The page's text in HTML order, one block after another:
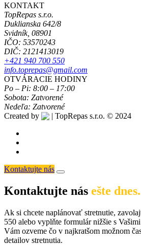
KONTAKT
TopRepas s.r.o.
Duklianska 642/8
Svidník, 08901
IČO: 53570243
DIČ: 2121413019
+421 940 700 550
info.toprepas@gmail.com
OTVÁRACIE HODINY
Po – Pi: 8:00 – 17:00
Sobota: Zatvorené
Nedeľa: Zatvorené
Created by
| TopRepas s.r.o. © 2024
Kontaktujte nás
Kontaktujte nás ešte dnes.
Ak si chcete naplánovať stretnutie,
550 alebo vyplňte formulár nižšie s
Vám ozveme čo v najkratšom možnom
detailov stretnutia.